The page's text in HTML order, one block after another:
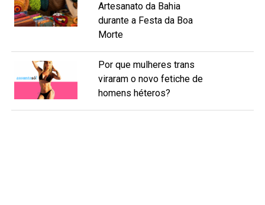
Artesanato da Bahia
durante a Festa da Boa
Morte
Por que mulheres trans
viraram o novo fetiche de
homens héteros?